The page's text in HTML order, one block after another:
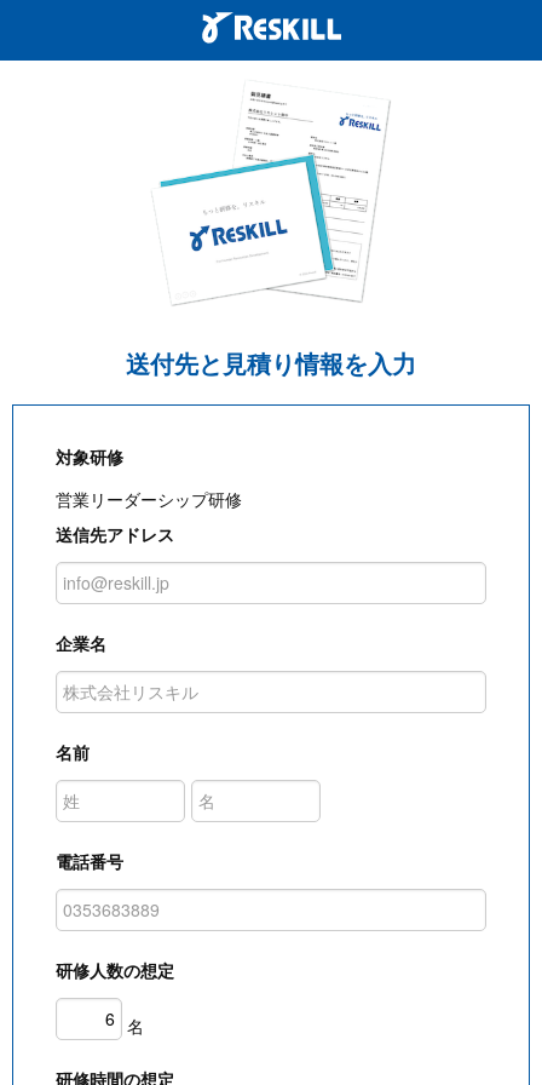
送付先と見積り情報を入力
対象研修
営業リーダーシップ研修
送信先アドレス
企業名
名前
電話番号
研修人数の想定
名
研修時間の想定